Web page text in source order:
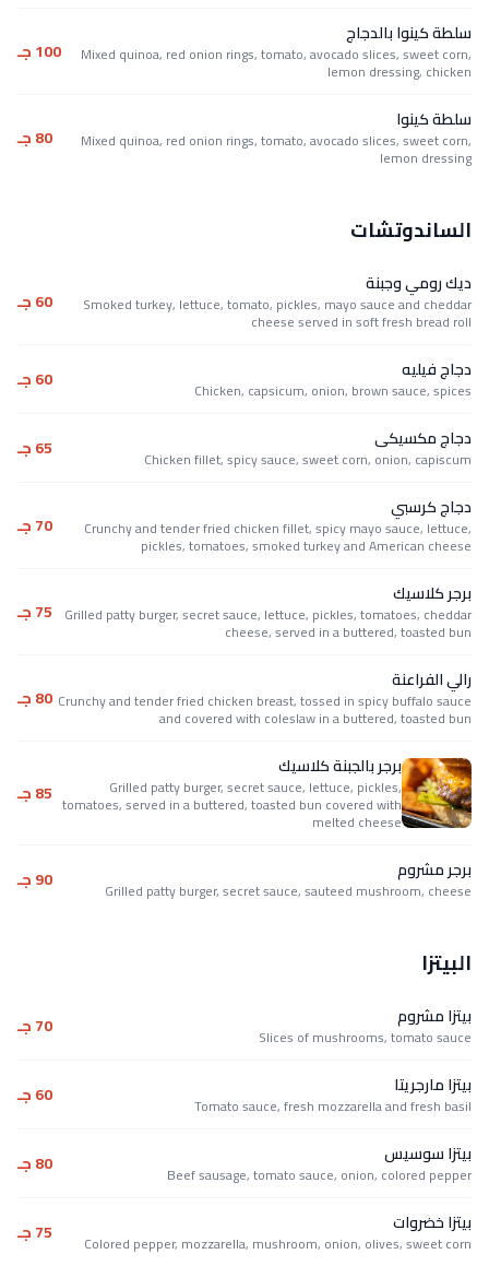
سلطة كينوا بالدجاج
Mixed quinoa, red onion rings, tomato, avocado slices, sweet corn,
lemon dressing, chicken
100 جـ
سلطة كينوا
Mixed quinoa, red onion rings, tomato, avocado slices, sweet corn,
lemon dressing
80 جـ
الساندوتشات
ديك رومي وجبنة
Smoked turkey, lettuce, tomato, pickles, mayo sauce and cheddar
cheese served in soft fresh bread roll
60 جـ
دجاج فيليه
Chicken, capsicum, onion, brown sauce, spices 60 جـ
دجاج مكسيكى
Chicken fillet, spicy sauce, sweet corn, onion, capiscum 65 جـ
دجاج كرسبي
Crunchy and tender fried chicken fillet, spicy mayo sauce, lettuce,
pickles, tomatoes, smoked turkey and American cheese
70 جـ
برجر كلاسيك
Grilled patty burger, secret sauce, lettuce, pickles, tomatoes, cheddar
cheese, served in a buttered, toasted bun
75 جـ
رالي الفراعنة
Crunchy and tender fried chicken breast, tossed in spicy buffalo sauce
and covered with coleslaw in a buttered, toasted bun
80 جـ
برجر بالجبنة كلاسيك
Grilled patty burger, secret sauce, lettuce, pickles,
tomatoes, served in a buttered, toasted bun covered with
melted cheese
85 جـ
برجر مشروم
Grilled patty burger, secret sauce, sauteed mushroom, cheese 90 جـ
البيتزا
بيتزا مشروم
Slices of mushrooms, tomato sauce 70 جـ
بيتزا مارجريتا
Tomato sauce, fresh mozzarella and fresh basil 60 جـ
بيتزا سوسيس
Beef sausage, tomato sauce, onion, colored pepper 80 جـ
بيتزا خضروات
Colored pepper, mozzarella, mushroom, onion, olives, sweet corn 75 جـ